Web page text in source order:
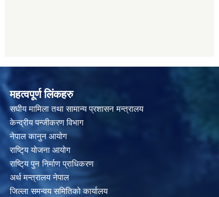
महत्वपूर्ण लिंकहरु
स‌घीय मामिला तथा सामान्य प्रशासन मन्त्रालय
केन्द्रीय पन्जीकरण विभाग
नेपाल कानुन आयाेग
राष्टि्य याेजना आयाेग
राष्टि्य पुन निर्माण प्राधिकरण
अर्थ मन्त्रालय नेपाल
जिल्ला समन्वय समितिको कार्यालय